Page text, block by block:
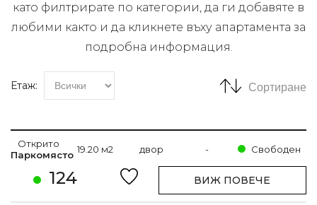
като филтрирате по категории, да ги добавяте в
любими както и да кликнете въху апартамента за
подробна информация.
Етаж: Сортиране
124
Открито
Паркомясто 19.20 м2 двор - Свободен
ВИЖ ПОВЕЧЕ